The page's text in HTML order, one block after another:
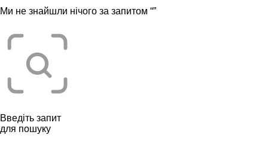
Ми не знайшли нічого за запитом “”
Введіть запит
для пошуку